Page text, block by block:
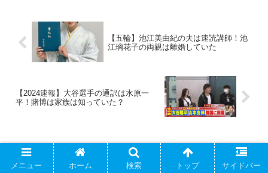
【五輪】池江美由紀の夫は速読講師！池
江璃花子の両親は離婚していた
【2024速報】大谷選手の通訳は水原一
平！賭博は家族は知っていた？
コメント
メニュー ホーム 検索 トップ サイドバー